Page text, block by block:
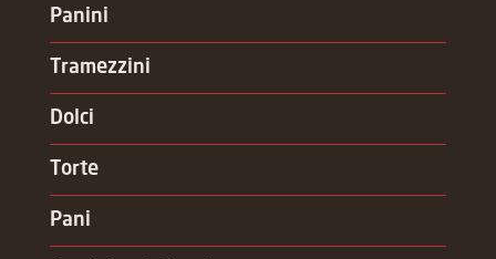
Panini
Tramezzini
Dolci
Torte
Pani